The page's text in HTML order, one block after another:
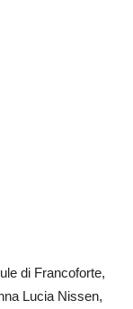
di Francoforte,
Lucia Nissen,